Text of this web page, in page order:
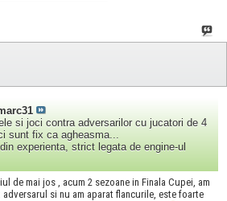
si joci contra adversarilor cu jucatori de 4
sunt fix ca agheasma...
experienta, strict legata de engine-ul
de mai jos , acum 2 sezoane in Finala Cupei, am
si nu am aparat flancurile, este foarte